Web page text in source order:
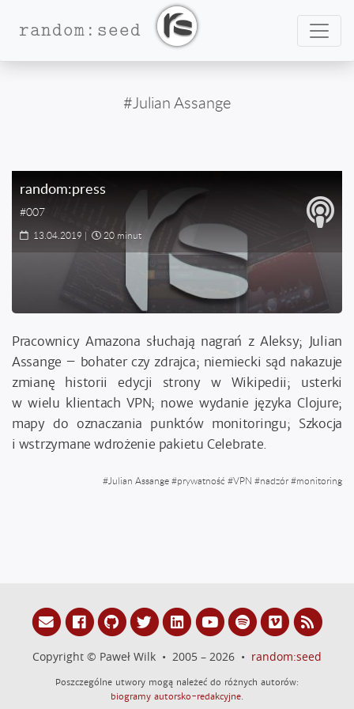
random:seed
#Julian Assange
random:press
#007
13.04.2019 | 20 minut
Pracownicy Amazona słuchają nagrań z Aleksy; Julian
Assange – bohater czy zdrajca; niemiecki sąd nakazuje
zmianę historii edycji strony w Wikipedii; usterki
w wielu klientach VPN; nowe wydanie języka Clojure;
mapy do oznaczania punktów monitoringu; Szkocja
i wstrzymane wdrożenie pakietu Celebrate.
#Julian Assange#prywatność #VPN #nadzór#monitoring
Copyright © Paweł Wilk • 2005 – 2026 • random:seed
Poszczególne utwory mogą należeć do różnych autorów:
biogramy autorsko-redakcyjne